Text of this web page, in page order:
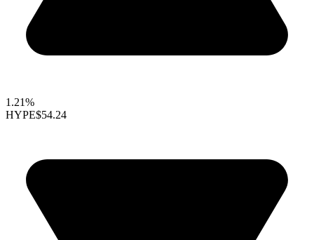
1.21%
HYPE$54.24